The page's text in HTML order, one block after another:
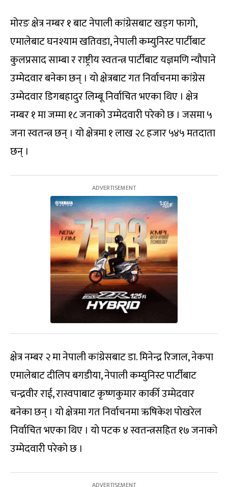
मोरङ क्षेत्र नम्बर १ बाट नेपाली कांग्रेसबाट खड्ग फागो,
एमालेबाट घनश्याम खतिवडा, नेपाली कम्युनिस्ट पार्टीबाट
कुलप्रसाद साम्बा र राष्ट्रीय स्वतन्त्र पार्टीबाट यज्ञमणि न्यौपाने
उम्मेदवार बनेका छन् । याे क्षेत्रबाट गत निर्वाचनमा कांग्रेस
उम्मेदवार डिगबहादुर लिम्बू निर्वाचित भएका थिए । क्षेत्र
नम्बर १ मा जम्मा १८ जनाको उम्मेदवारी परेको छ । जसमा ५
जना स्वतन्त्र छन् । यो क्षेत्रमा १ लाख २८ हजार ५४५ मतदाता
छन् ।
क्षेत्र नम्बर २ मा नेपाली कांग्रेसबाट डा. मिनेन्द्र रिजाल, नेकपा
एमालेबाट दीलिप बगडीया, नेपाली कम्युनिस्ट पार्टीबाट
चन्द्रवीर राई, रास्वपाबाट कृष्णकुमार कार्की उम्मेदवार
बनेका छन् । याे क्षेत्रमा गत निर्वाचनमा ऋषिकेश पाेखरेल
निर्वाचित भएका थिए । याे पटक ४ स्वतन्त्रसहित १७ जनाको
उम्मेदवारी परेको छ ।